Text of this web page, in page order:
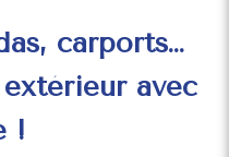
carports…
avec
!